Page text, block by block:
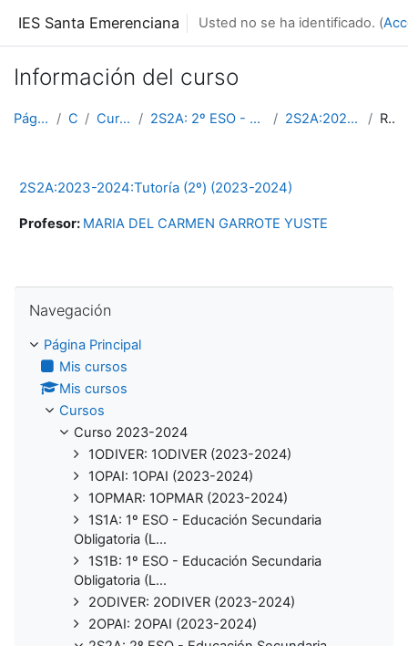
IES Santa Emerenciana Usted no se ha identificado. (
Información del curso
Página Principal Cursos Curso 2023-2024 2S2A: 2º ESO - Educación Secundaria Obligatoria (L... 2S2A:2023-2024:13009:2023-2024 Resumen
2S2A:2023-2024:Tutoría (2º) (2023-2024)
Profesor: MARIA DEL CARMEN GARROTE YUSTE
Navegación
Página Principal
Mis cursos
Mis cursos
Cursos
Curso 2023-2024
1ODIVER: 1ODIVER (2023-2024)
1OPAI: 1OPAI (2023-2024)
1OPMAR: 1OPMAR (2023-2024)
1S1A: 1º ESO - Educación Secundaria
Obligatoria (L...
1S1B: 1º ESO - Educación Secundaria
Obligatoria (L...
2ODIVER: 2ODIVER (2023-2024)
2OPAI: 2OPAI (2023-2024)